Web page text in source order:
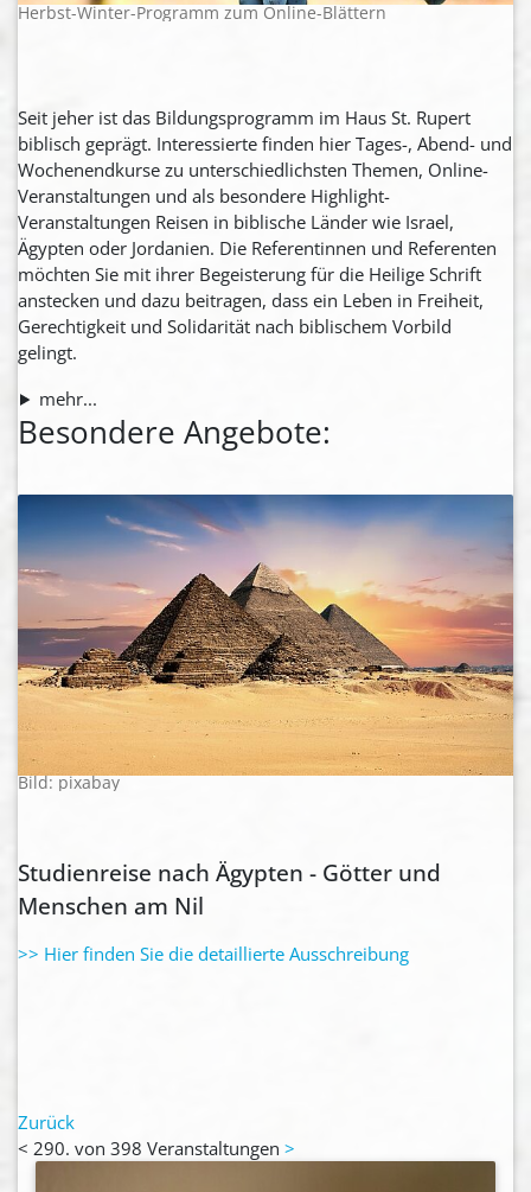
Herbst-Winter-Programm zum Online-Blättern
Seit jeher ist das Bildungsprogramm im Haus St. Rupert
biblisch geprägt. Interessierte finden hier Tages-, Abend- und
Wochenendkurse zu unterschiedlichsten Themen, Online-
Veranstaltungen und als besondere Highlight-
Veranstaltungen Reisen in biblische Länder wie Israel,
Ägypten oder Jordanien. Die Referentinnen und Referenten
möchten Sie mit ihrer Begeisterung für die Heilige Schrift
anstecken und dazu beitragen, dass ein Leben in Freiheit,
Gerechtigkeit und Solidarität nach biblischem Vorbild
gelingt.
mehr...
Besondere Angebote:
Bild: pixabay
Studienreise nach Ägypten - Götter und
Menschen am Nil
>> Hier finden Sie die detaillierte Ausschreibung
Zurück
< 290. von 398 Veranstaltungen >